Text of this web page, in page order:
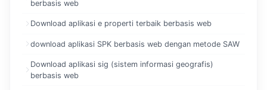
berbasis web
Download aplikasi e properti terbaik berbasis web
download aplikasi SPK berbasis web dengan metode SAW
Download aplikasi sig (sistem informasi geografis)
berbasis web